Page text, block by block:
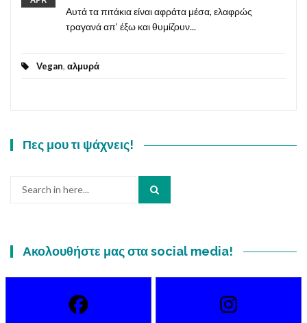
Αυτά τα πιτάκια είναι αφράτα μέσα, ελαφρώς
τραγανά απ’ έξω και θυμίζουν...
Vegan, αλμυρά
Πες μου τι ψάχνεις!
Ακολουθήστε μας στα social media!